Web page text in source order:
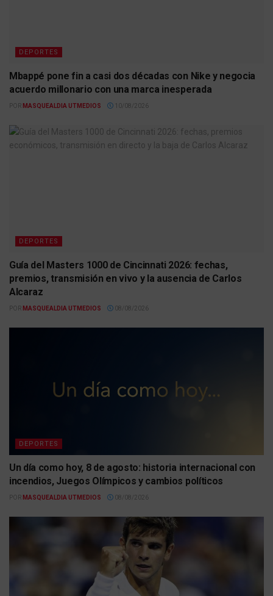
DEPORTES
Mbappé pone fin a casi dos décadas con Nike y negocia
acuerdo millonario con una marca inesperada
POR MASQUEALDIA UTMEDIOS 10/08/2026
DEPORTES
Guía del Masters 1000 de Cincinnati 2026: fechas,
premios, transmisión en vivo y la ausencia de Carlos
Alcaraz
POR MASQUEALDIA UTMEDIOS 08/08/2026
DEPORTES
Un día como hoy, 8 de agosto: historia internacional con
incendios, Juegos Olímpicos y cambios políticos
POR MASQUEALDIA UTMEDIOS 08/08/2026